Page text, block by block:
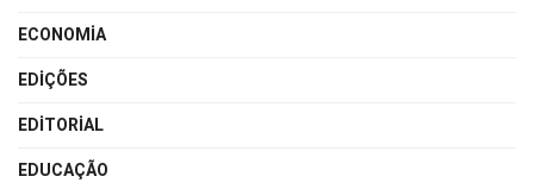
ECONOMIA
EDIÇÕES
EDITORIAL
EDUCAÇÃO